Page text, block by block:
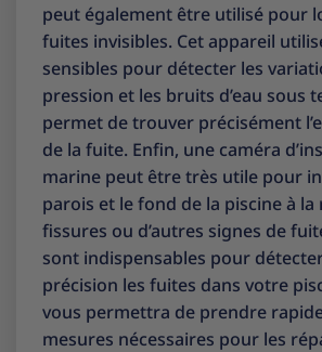
peut également être utilisé pour
fuites invisibles. Cet appareil
sensibles pour détecter les
pression et les bruits d’eau sous
permet de trouver précisément
de la fuite. Enfin, une caméra
marine peut être très utile pour
parois et le fond de la piscine à la
fissures ou d’autres signes de
sont indispensables pour
précision les fuites dans votre
vous permettra de prendre
mesures nécessaires pour les